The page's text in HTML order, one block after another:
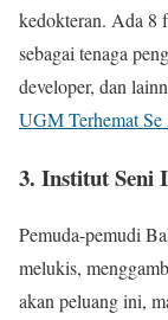
kedokteran. Ada 8
sebagai tenaga
developer, dan
UGM Terhemat Se
3. Institut Seni
Pemuda-pemudi
melukis,
akan peluang ini,